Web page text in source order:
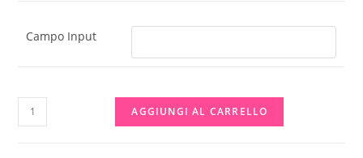
Campo Input
NUOVO
POUF
AGGIUNGI AL CARRELLO